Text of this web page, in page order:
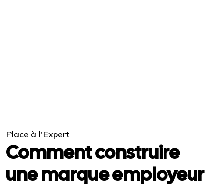
Place à l'Expert
Comment construire
une marque employeur